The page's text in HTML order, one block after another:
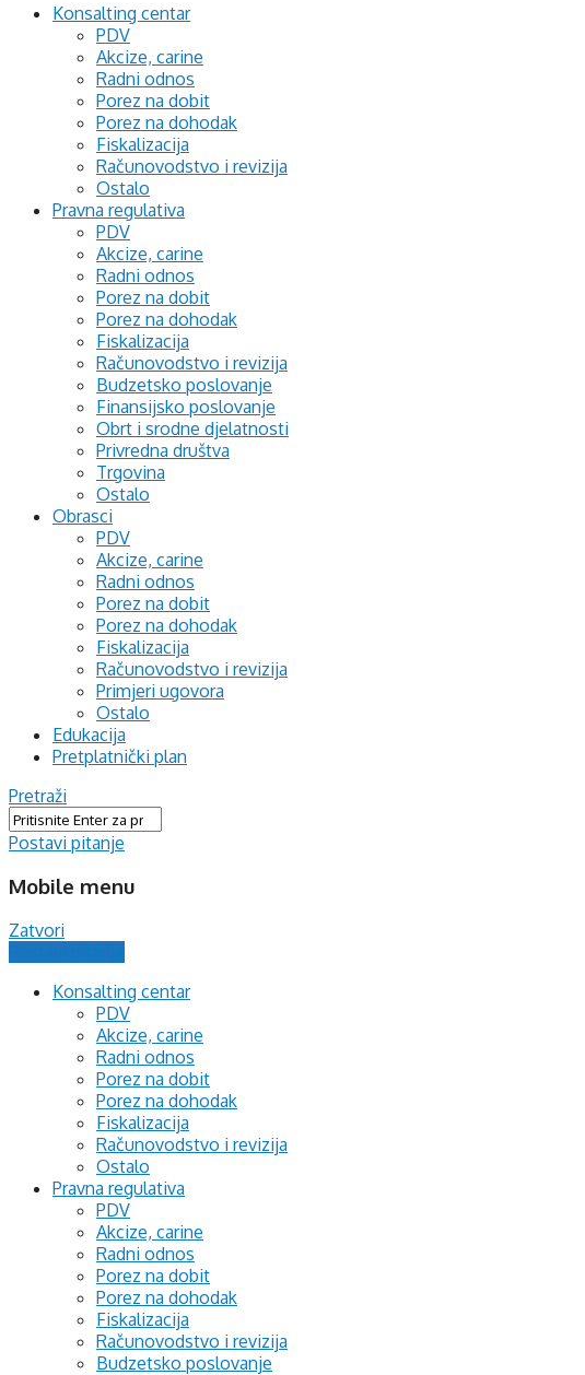
Konsalting centar
PDV
Akcize, carine
Radni odnos
Porez na dobit
Porez na dohodak
Fiskalizacija
Računovodstvo i revizija
Ostalo
Pravna regulativa
PDV
Akcize, carine
Radni odnos
Porez na dobit
Porez na dohodak
Fiskalizacija
Računovodstvo i revizija
Budzetsko poslovanje
Finansijsko poslovanje
Obrt i srodne djelatnosti
Privredna društva
Trgovina
Ostalo
Obrasci
PDV
Akcize, carine
Radni odnos
Porez na dobit
Porez na dohodak
Fiskalizacija
Računovodstvo i revizija
Primjeri ugovora
Ostalo
Edukacija
Pretplatnički plan
Pretraži
Postavi pitanje
Mobile menu
Zatvori
Konsalting centar
PDV
Akcize, carine
Radni odnos
Porez na dobit
Porez na dohodak
Fiskalizacija
Računovodstvo i revizija
Ostalo
Pravna regulativa
PDV
Akcize, carine
Radni odnos
Porez na dobit
Porez na dohodak
Fiskalizacija
Računovodstvo i revizija
Budzetsko poslovanje